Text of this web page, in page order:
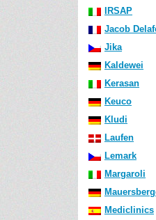
IRSAP
Jacob
Jika
Kaldewei
Kerasan
Keuco
Kludi
Laufen
Lemark
Margaroli
Mediclinics